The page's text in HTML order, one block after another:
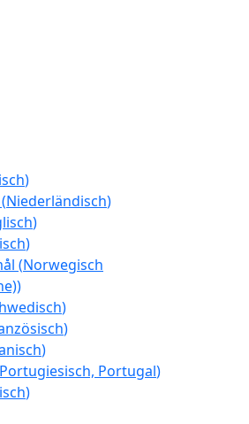
)
(Niederländisch)
)
)
(Norwegisch
)
)
)
)
Portugiesisch, Portugal)
)